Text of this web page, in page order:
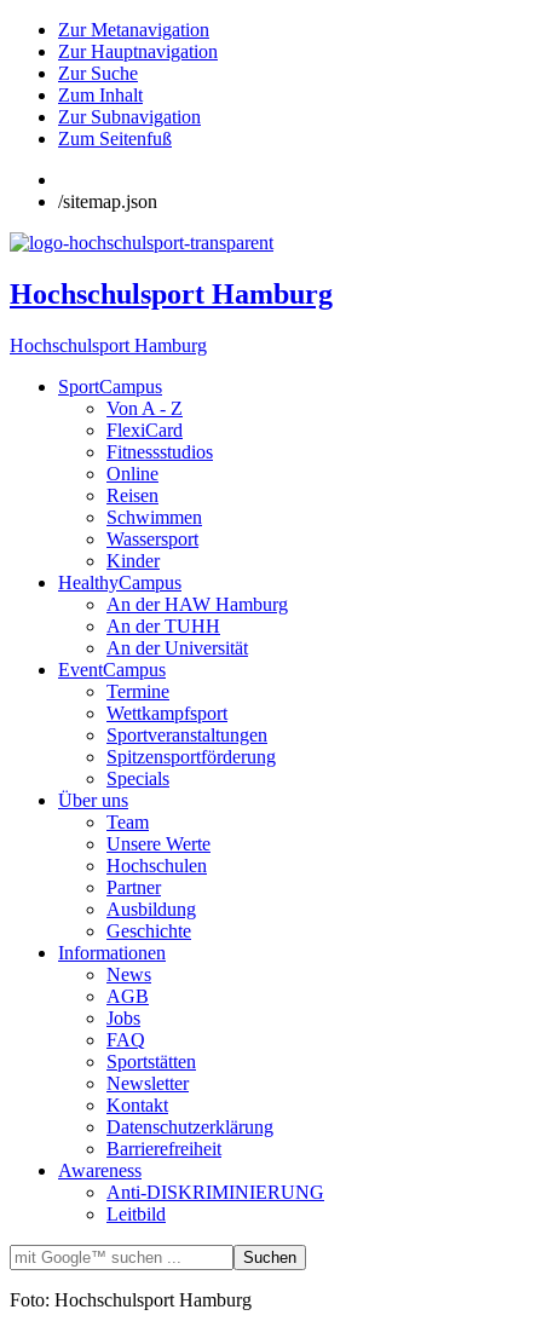
Zur Metanavigation
Zur Hauptnavigation
Zur Suche
Zum Inhalt
Zur Subnavigation
Zum Seitenfuß
/sitemap.json
Hochschulsport Hamburg
Hochschulsport Hamburg
SportCampus
Von A - Z
FlexiCard
Fitnessstudios
Online
Reisen
Schwimmen
Wassersport
Kinder
HealthyCampus
An der HAW Hamburg
An der TUHH
An der Universität
EventCampus
Termine
Wettkampfsport
Sportveranstaltungen
Spitzensportförderung
Specials
Über uns
Team
Unsere Werte
Hochschulen
Partner
Ausbildung
Geschichte
Informationen
News
AGB
Jobs
FAQ
Sportstätten
Newsletter
Kontakt
Datenschutzerklärung
Barrierefreiheit
Awareness
Anti-DISKRIMINIERUNG
Leitbild
Foto: Hochschulsport Hamburg